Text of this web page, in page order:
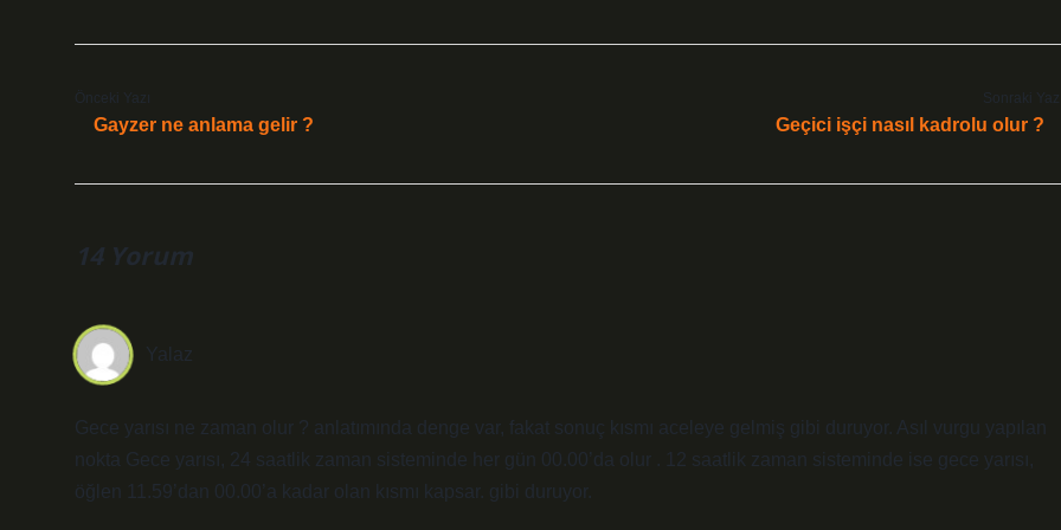
Önceki Yazı
Gayzer ne anlama gelir ?
Sonraki
Geçici işçi nasıl kadrolu olur ?
14 Yorum
Yalaz
Gece yarısı ne zaman olur ? anlatımında denge var, fakat sonuç kısmı aceleye gelmiş gibi duruyor. Asıl vurgu yapılan
nokta Gece yarısı, 24 saatlik zaman sisteminde her gün 00.00’da olur . 12 saatlik zaman sisteminde ise gece yarısı,
öğlen 11.59’dan 00.00’a kadar olan kısmı kapsar. gibi duruyor.